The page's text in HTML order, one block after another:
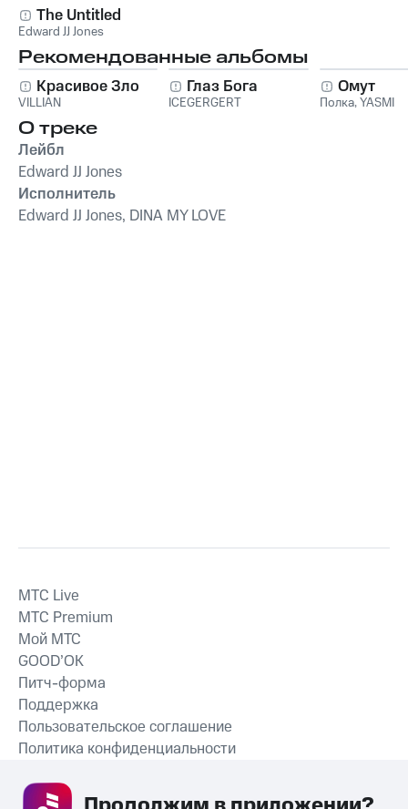
The Untitled
Edward JJ Jones
Рекомендованные альбомы
Красивое Зло
VILLIAN
Глаз Бога
ICEGERGERT
Омут
Полка,YASMI
О треке
Лейбл
Edward JJ Jones
Исполнитель
Edward JJ Jones, DINA MY LOVE
СКАЧАТЬ ПРИЛОЖЕНИЕ
MTС Live
MTС Premium
Мой МТС
GOOD’OK
Питч-форма
Поддержка
Пользовательское соглашение
Политика конфиденциальности